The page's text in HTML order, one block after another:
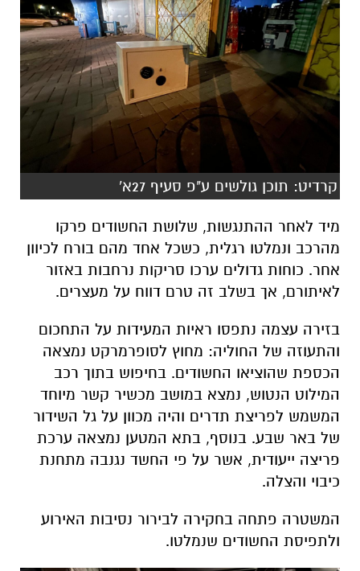
קרדיט: תוכן גולשים ע"פ סעיף 27א'
מיד לאחר ההתנגשות, שלושת החשודים פרקו
מהרכב ונמלטו רגלית, כשכל אחד מהם בורח לכיוון
אחר. כוחות גדולים ערכו סריקות נרחבות באזור
לאיתורם, אך בשלב זה טרם דווח על מעצרים.
בזירה עצמה נתפסו ראיות המעידות על התחכום
והתעוזה של החוליה: מחוץ לסופרמרקט נמצאה
הכספת שהוציאו החשודים. בחיפוש בתוך רכב
המילוט הנטוש, נמצא במושב מכשיר קשר מיוחד
המשמש לפריצת תדרים והיה מכוון על גל השידור
של באר שבע. בנוסף, בתא המטען נמצאה ערכת
פריצה ייעודית, אשר על פי החשד נגנבה מתחנת
כיבוי והצלה.
המשטרה פתחה בחקירה לבירור נסיבות האירוע
ולתפיסת החשודים שנמלטו.